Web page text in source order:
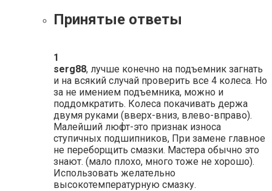
Принятые ответы
1
serg88, лучше конечно на подъемник загнать
и на всякий случай проверить все 4 колеса. Но
за не имением подъемника, можно и
поддомкратить. Колеса покачивать держа
двумя руками (вверх-вниз, влево-вправо).
Малейший люфт-это признак износа
ступичных подшипников, При замене главное
не переборщить смазки. Мастера обычно это
знают. (мало плохо, много тоже не хорошо).
Использовать желательно
высокотемпературную смазку.